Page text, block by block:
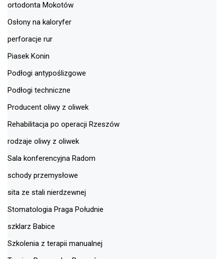
ortodonta Mokotów
Osłony na kaloryfer
perforacje rur
Piasek Konin
Podłogi antypoślizgowe
Podłogi techniczne
Producent oliwy z oliwek
Rehabilitacja po operacji Rzeszów
rodzaje oliwy z oliwek
Sala konferencyjna Radom
schody przemysłowe
sita ze stali nierdzewnej
Stomatologia Praga Południe
szklarz Babice
Szkolenia z terapii manualnej